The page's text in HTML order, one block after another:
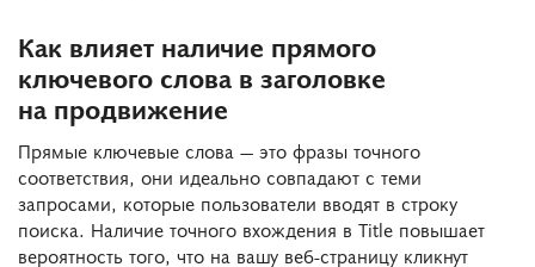
Как влияет наличие прямого
ключевого слова в заголовке
на продвижение
Прямые ключевые слова — это фразы точного
соответствия, они идеально совпадают с теми
запросами, которые пользователи вводят в строку
поиска. Наличие точного вхождения в Title повышает
вероятность того, что на вашу веб-страницу кликнут